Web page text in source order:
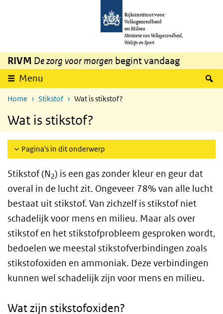
Overslaan en naar de inhoud gaan
Rijksinstituut voor
Volksgezondheid
en Milieu
Ministerie van Volksgezondheid,
Welzijn en Sport
RIVM De zorg voor morgen begint vandaag
Menu
Home Stikstof Wat is stikstof?
Wat is stikstof?
Pagina's in dit onderwerp
Stikstof (N2) is een gas zonder kleur en geur dat
overal in de lucht zit. Ongeveer 78% van alle lucht
bestaat uit stikstof. Van zichzelf is stikstof niet
schadelijk voor mens en milieu. Maar als over
stikstof en het stikstofprobleem gesproken wordt,
bedoelen we meestal stikstofverbindingen zoals
stikstofoxiden en ammoniak. Deze verbindingen
kunnen wel schadelijk zijn voor mens en milieu.
Wat zijn stikstofoxiden?